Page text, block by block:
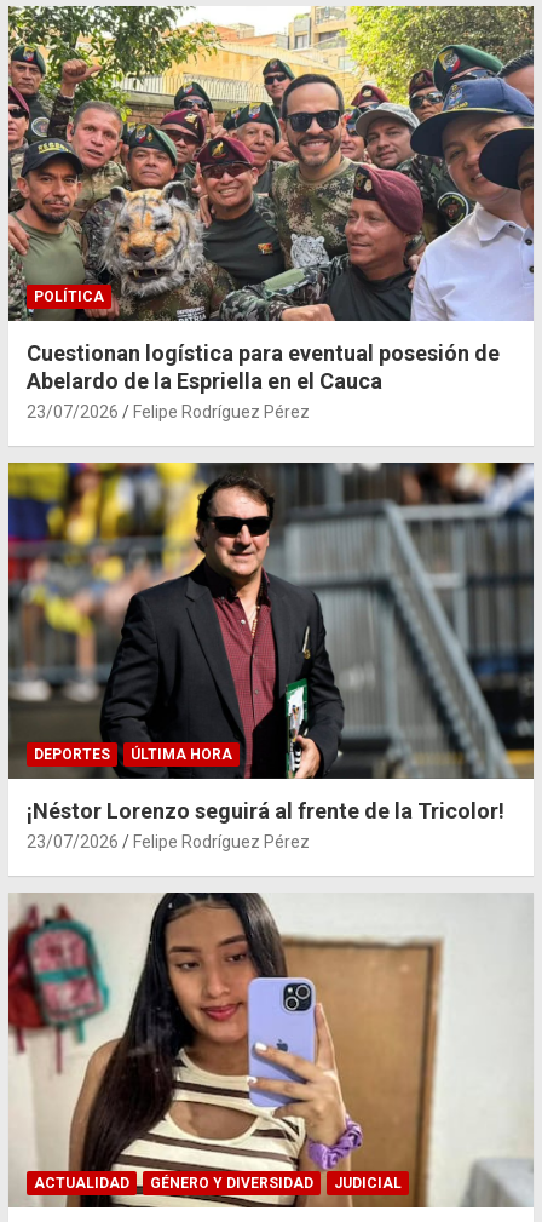
POLÍTICA
Cuestionan logística para eventual posesión de
Abelardo de la Espriella en el Cauca
23/07/2026 Felipe Rodríguez Pérez
DEPORTES ÚLTIMA HORA
¡Néstor Lorenzo seguirá al frente de la Tricolor!
23/07/2026 Felipe Rodríguez Pérez
ACTUALIDAD GÉNERO Y DIVERSIDAD JUDICIAL